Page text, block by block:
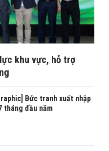
khu vực, hỗ trợ
Bức tranh xuất nhập
tháng đầu năm